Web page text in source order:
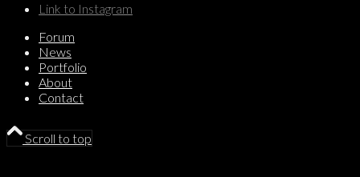
Link to Instagram
Forum
News
Portfolio
About
Contact
Scroll to top